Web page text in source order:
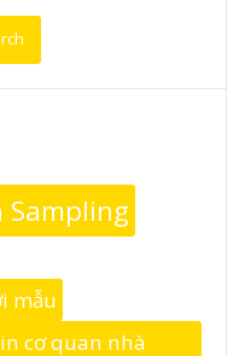
Sampling
mẫu
cơ quan nhà